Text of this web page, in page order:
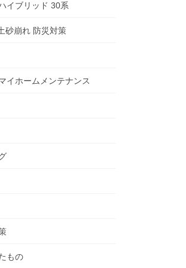
イブリッド 30系
砂崩れ 防災対策
イホームメンテナンス
もの